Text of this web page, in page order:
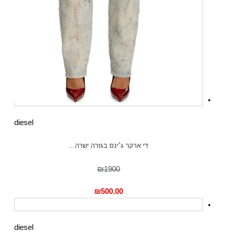
diesel
די ארקר ג׳ינס בגזרה ישרה...
₪1900
₪500.00
diesel